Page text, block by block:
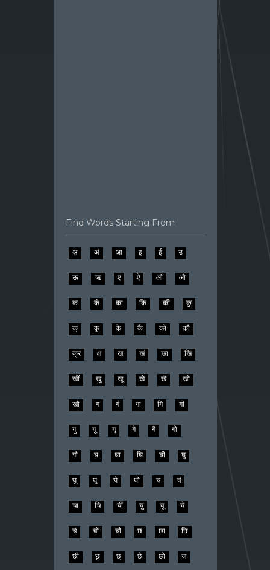
Find Words Starting From
अ अं आ इ ई उ
ऊ ऋ ए ऐ ओ औ
क कं का कि की कु
कू कृ के कै को कौ
क्र क्ष ख खं खा खि
खीं खु खू खे खै खो
खौ ग गं गा गि गी
गु गू गृ गे गै गो
गौ घ घा घि घी घु
घू घृ घे घो च चं
चा चि चीं चु चू चे
चै चो चौ छ छा छि
छी छु छू छे छो ज